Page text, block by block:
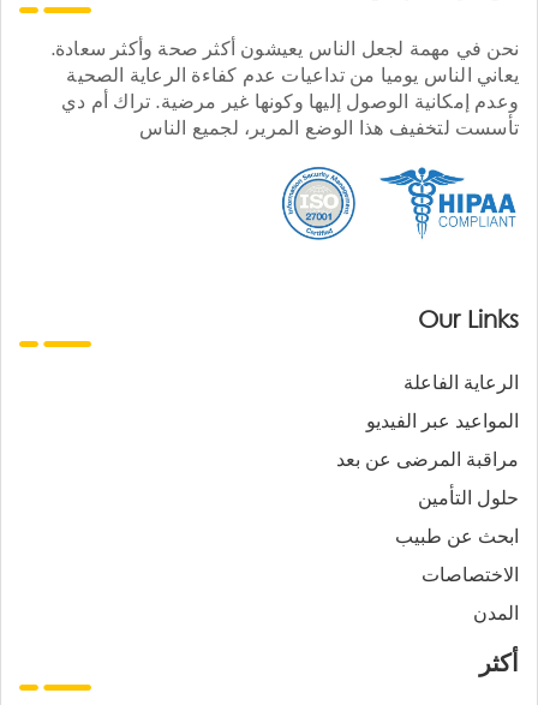
نحن في مهمة لجعل الناس يعيشون أكثر صحة وأكثر سعادة.
يعاني الناس يوميا من تداعيات عدم كفاءة الرعاية الصحية
وعدم إمكانية الوصول إليها وكونها غير مرضية. تراك أم دي
تأسست لتخفيف هذا الوضع المرير، لجميع الناس
Our Links
الرعاية الفاعلة
المواعيد عبر الفيديو
مراقبة المرضى عن بعد
حلول التأمين
ابحث عن طبيب
الاختصاصات
المدن
أكثر